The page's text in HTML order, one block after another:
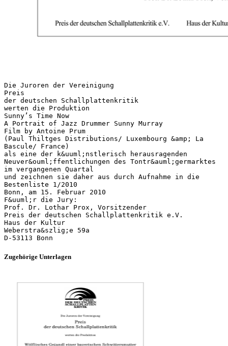
Die Juroren der Vereinigung
Preis
der deutschen Schallplattenkritik
werten die Produktion
Sunny’s Time Now
A Portrait of Jazz Drummer Sunny Murray
Film by Antoine Prum
(Paul Thiltges Distributions/ Luxembourg &amp; La
Bascule/ France)
als eine der k&uuml;nstlerisch herausragenden
Neuver&ouml;ffentlichungen des Tontr&auml;germarktes
im vergangenen Quartal
und zeichnen sie daher aus durch Aufnahme in die
Bestenliste 1/2010
Bonn, am 15. Februar 2010
F&uuml;r die Jury:
Prof. Dr. Lothar Prox, Vorsitzender
Preis der deutschen Schallplattenkritik e.V.
Haus der Kultur
Weberstra&szlig;e 59a
Zugehörige Unterlagen